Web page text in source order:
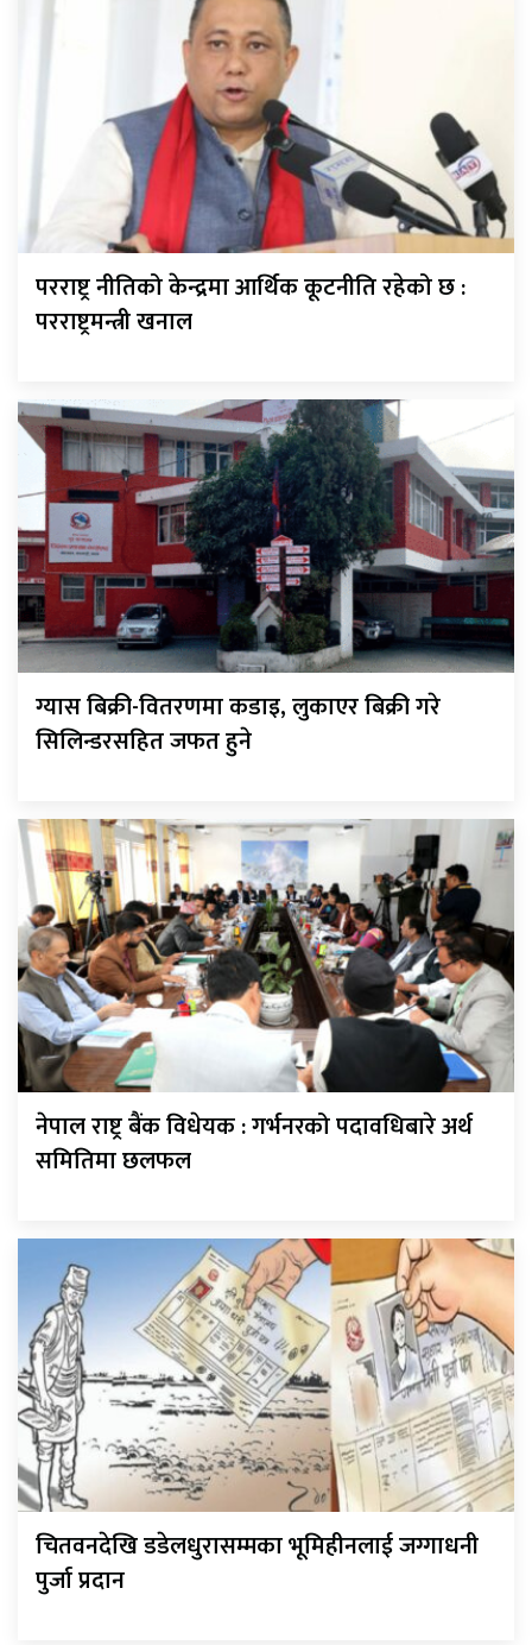
परराष्ट्र नीतिको केन्द्रमा आर्थिक कूटनीति रहेको छ :
परराष्ट्रमन्त्री खनाल
ग्यास बिक्री-वितरणमा कडाइ, लुकाएर बिक्री गरे
सिलिन्डरसहित जफत हुने
नेपाल राष्ट्र बैंक विधेयक : गर्भनरको पदावधिबारे अर्थ
समितिमा छलफल
चितवनदेखि डडेलधुरासम्मका भूमिहीनलाई जग्गाधनी
पुर्जा प्रदान